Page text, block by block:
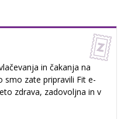
in čakanja na
smo zate pripravili Fit e-
zdrava, zadovoljna in v